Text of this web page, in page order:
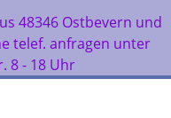
aus 48346
gerne telef. anfragen
- Fr. 8 - 18 Uhr